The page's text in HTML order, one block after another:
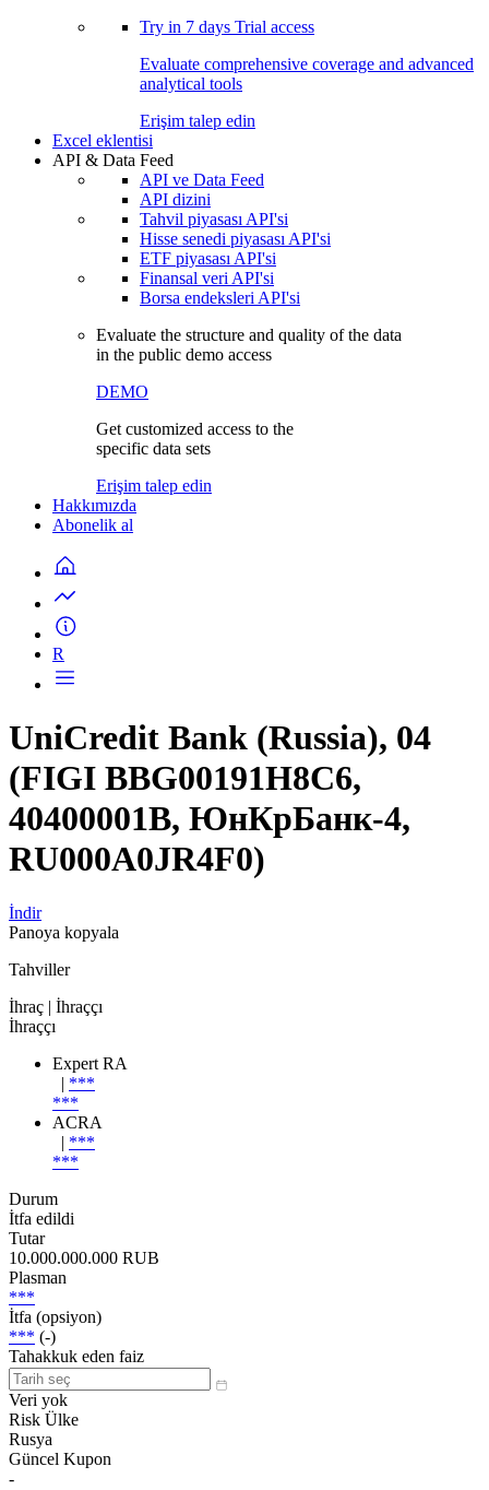
Try in 7 days Trial access
Evaluate comprehensive coverage and advanced
analytical tools
Erişim talep edin
Excel eklentisi
API & Data Feed
API ve Data Feed
API dizini
Tahvil piyasası API'si
Hisse senedi piyasası API'si
ETF piyasası API'si
Finansal veri API'si
Borsa endeksleri API'si
Evaluate the structure and quality of the data
in the public demo access
DEMO
Get customized access to the
specific data sets
Erişim talep edin
Hakkımızda
Abonelik al
R
UniCredit Bank (Russia), 04
(FIGI BBG00191H8C6,
40400001B, ЮнКрБанк-4,
RU000A0JR4F0)
İndir
Panoya kopyala
Tahviller
İhraç | İhraççı
İhraççı
Expert RA
| ***
***
ACRA
| ***
***
Durum
İtfa edildi
Tutar
10.000.000.000 RUB
Plasman
***
İtfa (opsiyon)
*** (-)
Tahakkuk eden faiz
Veri yok
Risk Ülke
Rusya
Güncel Kupon
-